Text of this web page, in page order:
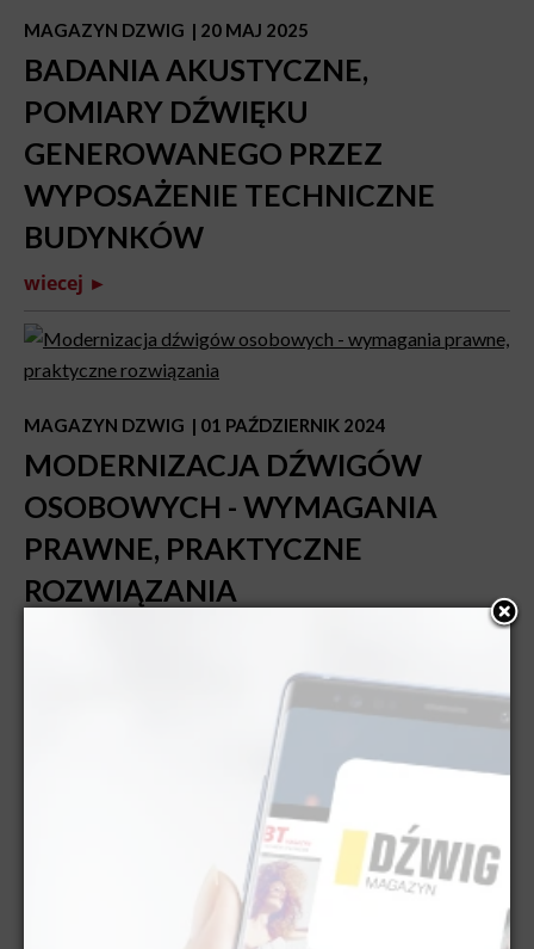
MAGAZYN DZWIG | 20 MAJ 2025
BADANIA AKUSTYCZNE,
POMIARY DŹWIĘKU
GENEROWANEGO PRZEZ
WYPOSAŻENIE TECHNICZNE
BUDYNKÓW
wiecej ►
MAGAZYN DZWIG | 01 PAŹDZIERNIK 2024
MODERNIZACJA DŹWIGÓW
OSOBOWYCH - WYMAGANIA
PRAWNE, PRAKTYCZNE
ROZWIĄZANIA